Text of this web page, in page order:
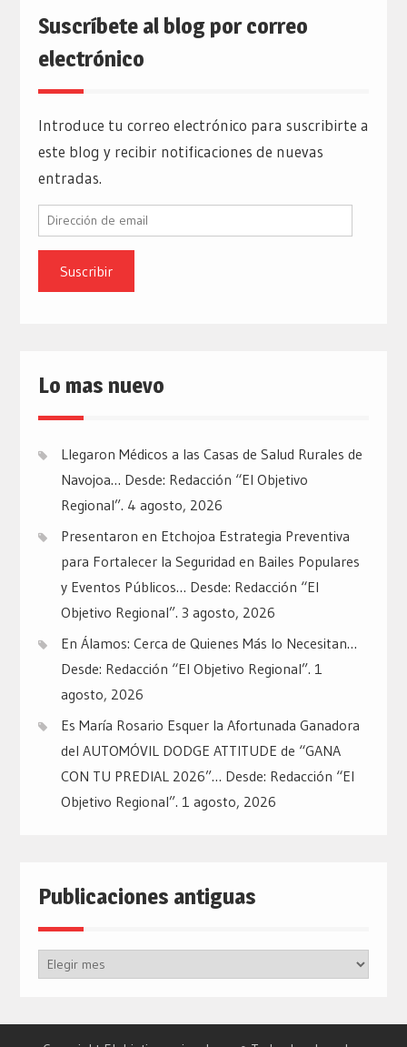
Suscríbete al blog por correo
electrónico
Introduce tu correo electrónico para suscribirte a
este blog y recibir notificaciones de nuevas
entradas.
Dirección
email
Lo mas nuevo
Llegaron Médicos a las Casas de Salud Rurales de
Navojoa… Desde: Redacción “El Objetivo
Regional”. 4 agosto, 2026
Presentaron en Etchojoa Estrategia Preventiva
para Fortalecer la Seguridad en Bailes Populares
y Eventos Públicos… Desde: Redacción “El
Objetivo Regional”. 3 agosto, 2026
En Álamos: Cerca de Quienes Más lo Necesitan…
Desde: Redacción “El Objetivo Regional”. 1
agosto, 2026
Es María Rosario Esquer la Afortunada Ganadora
del AUTOMÓVIL DODGE ATTITUDE de “GANA
CON TU PREDIAL 2026”… Desde: Redacción “El
Objetivo Regional”. 1 agosto, 2026
Publicaciones antiguas
Publicaciones